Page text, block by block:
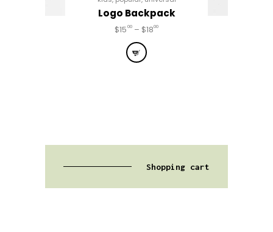
Logo Backpack
$1500– $1800
Shopping cart